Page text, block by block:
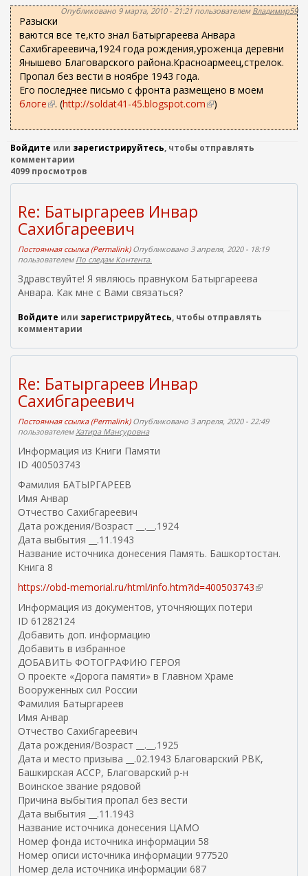
п
о
и
с
к
а
Опубликовано 9 марта, 2010 - 21:21 пользователем Владимир59
Разыски
ваются все те,кто знал Батыргареева Анвара
Сахибгареевича,1924 года рождения,уроженца деревни
Янышево Благоварского района.Красноармеец,стрелок.
Пропал без вести в ноябре 1943 года.
Его последнее письмо с фронта размещено в моем
блоге(
н
е
ш
н
я
с
с
л
а
)
. (http://soldat41-45.blogspot.com(
н
е
я
л
а
)
Войдите или зарегистрируйтесь, чтобы отправлять
комментарии
4099 просмотров
Re: Батыргареев Инвар
Сахибгареевич
Постоянная ссылка (Permalink)Опубликовано 3 апреля, 2020 - 18:19
пользователем По следам Контента.
Здравствуйте! Я являюсь правнуком Батыргареева
Анвара. Как мне с Вами связаться?
Войдите или зарегистрируйтесь, чтобы отправлять
комментарии
Re: Батыргареев Инвар
Сахибгареевич
Постоянная ссылка (Permalink)Опубликовано 3 апреля, 2020 - 22:49
пользователемХатира Мансуровна
Информация из Книги Памяти
ID 400503743
Фамилия БАТЫРГАРЕЕВ
Имя Анвар
Отчество Сахибгареевич
Дата рождения/Возраст __.__.1924
Дата выбытия __.11.1943
Название источника донесения Память. Башкортостан.
Книга 8
https://obd-memorial.ru/html/info.htm?id=400503743(
к
а
Информация из документов, уточняющих потери
ID 61282124
Добавить доп. информацию
Добавить в избранное
ДОБАВИТЬ ФОТОГРАФИЮ ГЕРОЯ
О проекте «Дорога памяти» в Главном Храме
Вооруженных сил России
Фамилия Батыргареев
Имя Анвар
Отчество Сахибгареевич
Дата рождения/Возраст __.__.1925
Дата и место призыва __.02.1943 Благоварский РВК,
Башкирская АССР, Благоварский р-н
Воинское звание рядовой
Причина выбытия пропал без вести
Дата выбытия __.11.1943
Название источника донесения ЦАМО
Номер фонда источника информации 58
Номер описи источника информации 977520
Номер дела источника информации 687